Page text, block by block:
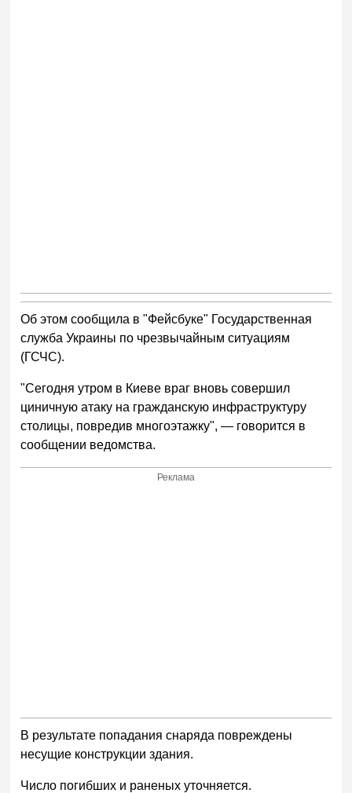
Об этом сообщила в "Фейсбуке" Государственная
служба Украины по чрезвычайным ситуациям
(ГСЧС).
"Сегодня утром в Киеве враг вновь совершил
циничную атаку на гражданскую инфраструктуру
столицы, повредив многоэтажку", — говорится в
сообщении ведомства.
Реклама
В результате попадания снаряда повреждены
несущие конструкции здания.
Число погибших и раненых уточняется.